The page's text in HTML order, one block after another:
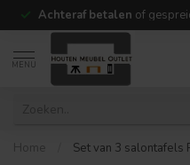
Achteraf betalen of
MENU
Home Set van 3 salontafels